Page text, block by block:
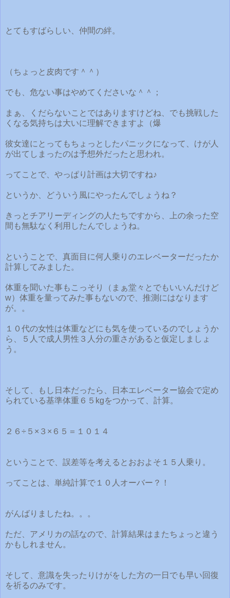
とてもすばらしい、仲間の絆。
（ちょっと皮肉です＾＾）
でも、危ない事はやめてくださいな＾＾；
まぁ、くだらないことではありますけどね、でも挑戦した
くなる気持ちは大いに理解できますよ（爆
彼女達にとってもちょっとしたパニックになって、けが人
が出てしまったのは予想外だったと思われ。
ってことで、やっぱり計画は大切ですね♪
というか、どういう風にやったんでしょうね？
きっとチアリーディングの人たちですから、上の余った空
間も無駄なく利用したんでしょうね。
ということで、真面目に何人乗りのエレベーターだったか
計算してみました。
体重を聞いた事もこっそり（まぁ堂々とでもいいんだけど
w）体重を量ってみた事もないので、推測にはなります
が。。
１０代の女性は体重などにも気を使っているのでしょうか
ら、５人で成人男性３人分の重さがあると仮定しましょ
う。
そして、もし日本だったら、日本エレベーター協会で定め
られている基準体重６５kgをつかって、計算。
２６÷５×３×６５＝１０１４
ということで、誤差等を考えるとおおよそ１５人乗り。
ってことは、単純計算で１０人オーバー？！
がんばりましたね。。。
ただ、アメリカの話なので、計算結果はまたちょっと違う
かもしれません。
そして、意識を失ったりけがをした方の一日でも早い回復
を祈るのみです。